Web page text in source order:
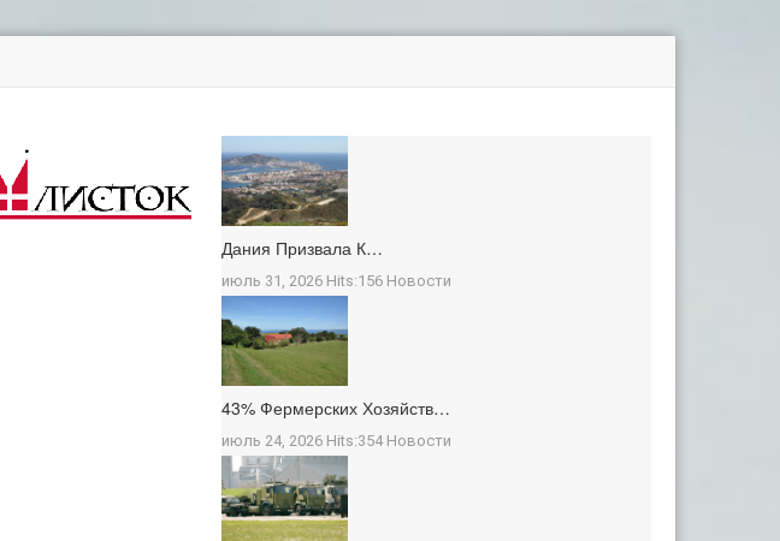
Дания Призвала К…
июль 31, 2026 Hits:156 Новости
43% Фермерских Хозяйств…
июль 24, 2026 Hits:354 Новости